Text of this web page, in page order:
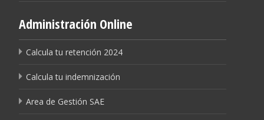
Administración Online
Calcula tu retención 2024
Calcula tu indemnización
Area de Gestión SAE